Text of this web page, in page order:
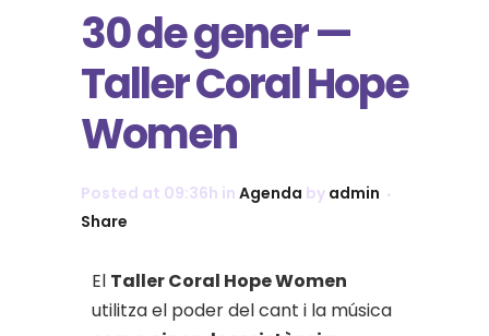
30 de gener —
Taller Coral Hope
Women
Posted at 09:36h in Agenda by admin
Share
El Taller Coral Hope Women
utilitza el poder del cant i la música